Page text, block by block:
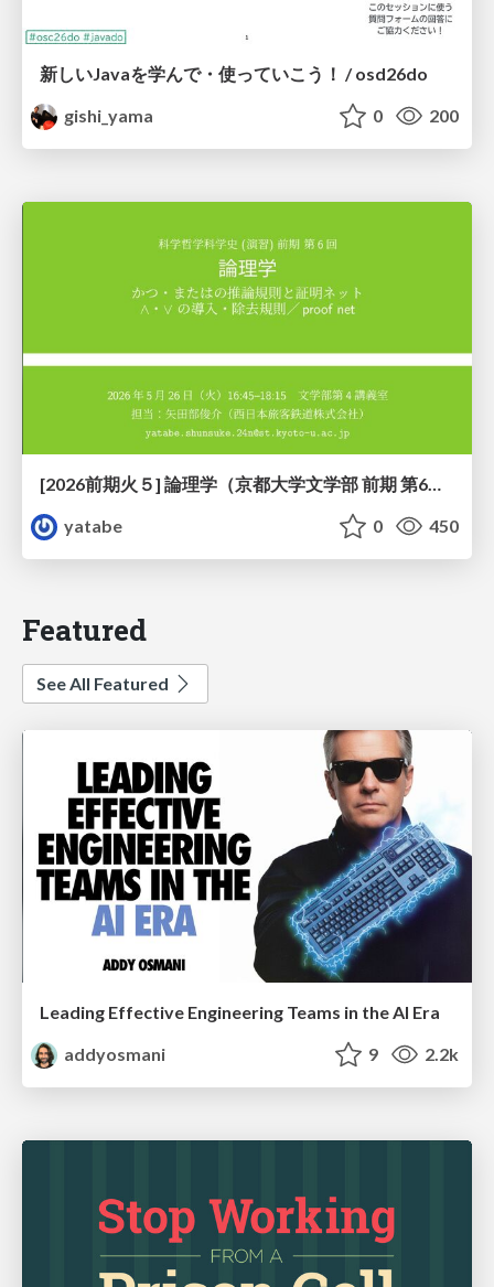
新しいJavaを学んで・使っていこう！ / osd26do
gishi_yama
0 200
[2026前期火５] 論理学（京都大学文学部 前期 第6回）「かつとまたはの規則」
yatabe
0 450
Featured
See All Featured
Leading Effective Engineering Teams in the AI Era
addyosmani
9 2.2k